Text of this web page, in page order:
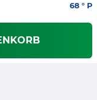
68 ° P